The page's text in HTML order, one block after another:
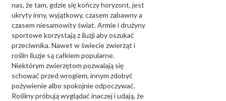
nas, że tam, gdzie się kończy horyzont, jest
ukryty inny, wyjątkowy, czasem zabawny a
czasem niesamowity świat. Armie i drużyny
sportowe korzystają z iluzji aby oszukać
przeciwnika. Nawet w świecie zwierząt i
roślin iluzje są całkiem popularne.
Niektórym zwierzętom pozwalają się
schować przed wrogiem, innym zdobyć
pożywienie albo spokojnie odpoczywać.
Rośliny próbują wyglądać inaczej i udają, że